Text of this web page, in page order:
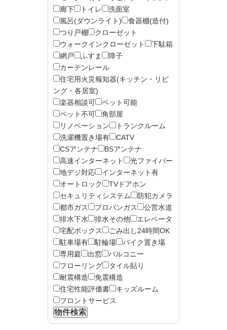
廊下
トイレ
洗面室
風呂(ダウンライト)
食器棚(造付)
つり戸棚
クローゼット
ウォークインクローゼット
下駄箱
網戸
ふすま
障子
カーテンレール
住宅用火災報知器(キッチン・リビ
ング・各居室)
楽器相談可
ペット可能
ペット不可
角部屋
リノベーション
トランクルーム
洗濯機置き場有
CATV
CSアンテナ
BSアンテナ
高速インターネット
光ファイバー
地デジ対応
インターネット有
オートロック
TVドアホン
セキュリティシステム
防犯カメラ
都市ガス
プロパンガス
公営水道
排水下水
排水その他
エレベータ
宅配ボックス
ごみ出し24時間OK
駐車場有
駐輪場
バイク置き場
専用庭
出窓
バルコニー
フローリング
タイル貼り
耐震構造
免震構造
住宅性能評価書
キッズルーム
フロントサービス